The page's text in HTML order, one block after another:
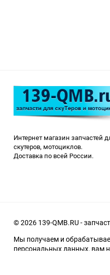
Интернет магазин запчастей
скутеров, мотоциклов.
Доставка по всей России.
© 2026 139-QMB.RU -
Мы получаем и
персональных данных, вам